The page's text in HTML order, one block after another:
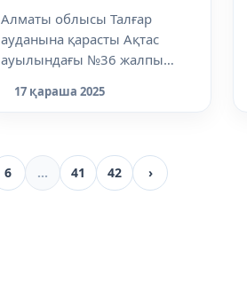
туралы айтып берді
Алматы облысы Талғар
ауданына қарасты Ақтас
ауылындағы №36 жалпы
шаруашылық бөлім...
17 қараша 2025
6 ... 41 42 ›